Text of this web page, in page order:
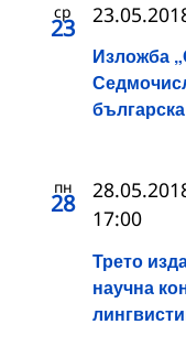
ср
23
Изложба
пн
28
Трето
научна
17:00